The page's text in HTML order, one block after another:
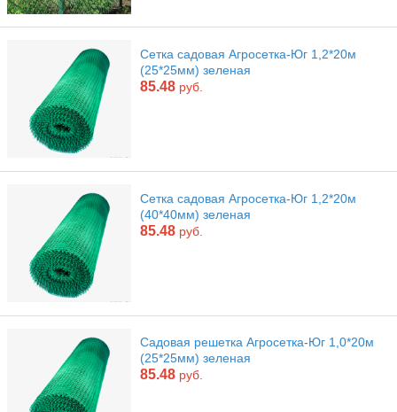
Сетка садовая Агросетка-Юг 1,2*20м
(25*25мм) зеленая
85.48 руб.
Сетка садовая Агросетка-Юг 1,2*20м
(40*40мм) зеленая
85.48 руб.
Садовая решетка Агросетка-Юг 1,0*20м
(25*25мм) зеленая
85.48 руб.